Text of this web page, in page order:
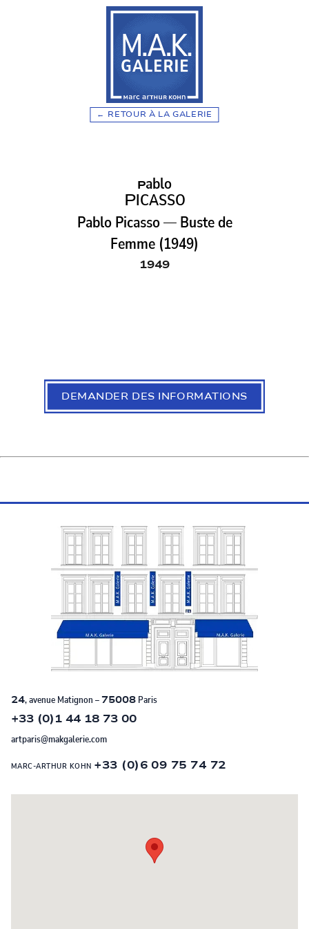
RETOUR À LA GALERIE
Pablo
PICASSO
Pablo Picasso — Buste de
Femme (1949)
1949
DEMANDER DES INFORMATIONS
24, avenue Matignon –75008 Paris
+33 (0)1 44 18 73 00
artparis@makgalerie.com
MARC-ARTHUR KOHN +33 (0)6 09 75 74 72